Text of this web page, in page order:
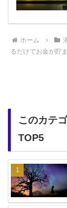
ホーム
るだけでお金が貯
このカテ
TOP5